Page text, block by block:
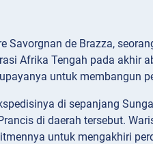
Savorgnan de Brazza,
Afrika Tengah pada akhir
untuk membangun
di sepanjang
di daerah tersebut.
untuk mengakhiri